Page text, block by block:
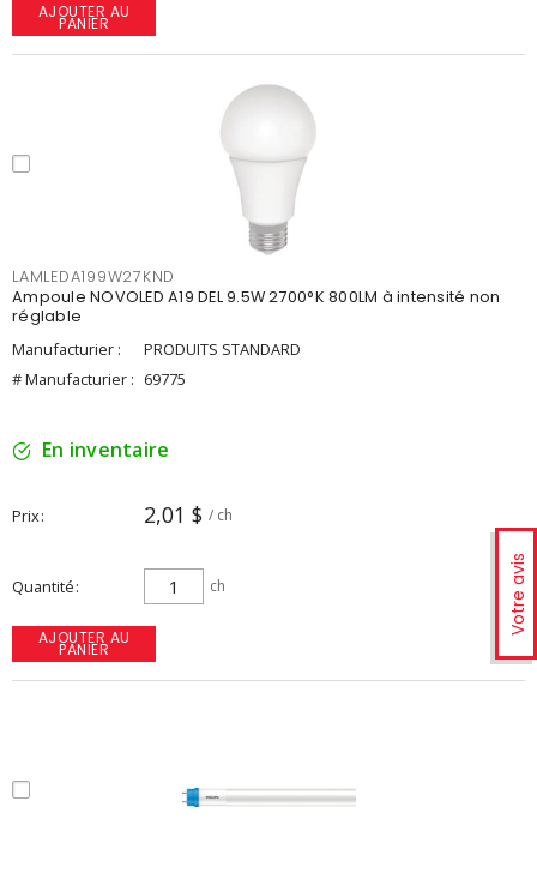
Votre avis
AJOUTER AU
PANIER
LAMLEDA199W27KND
Ampoule NOVOLED A19 DEL 9.5W 2700°K 800LM à intensité non
réglable
Manufacturier :
PRODUITS STANDARD
# Manufacturier : 69775
En inventaire
Prix 2,01 $ / ch
Quantité ch
AJOUTER AU
PANIER